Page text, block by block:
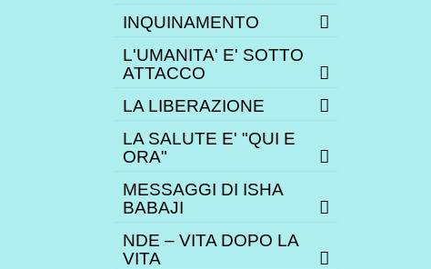
INQUINAMENTO
L'UMANITA' E' SOTTO
ATTACCO
LA LIBERAZIONE
LA SALUTE E' "QUI E
ORA"
MESSAGGI DI ISHA
BABAJI
NDE – VITA DOPO LA
VITA